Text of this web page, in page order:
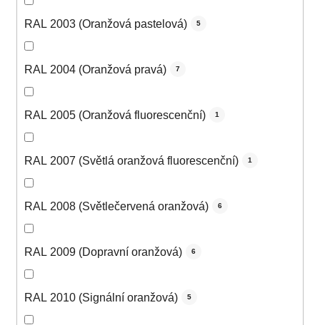
RAL 2003 (Oranžová pastelová) 5
RAL 2004 (Oranžová pravá) 7
RAL 2005 (Oranžová fluorescenční) 1
RAL 2007 (Světlá oranžová fluorescenční) 1
RAL 2008 (Světlečervená oranžová) 6
RAL 2009 (Dopravní oranžová) 6
RAL 2010 (Signální oranžová) 5